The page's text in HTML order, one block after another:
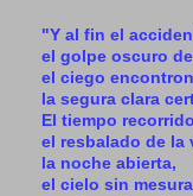
"Y al fin el
el golpe oscuro
el ciego
la segura clara
El tiempo
el resbalado de la
la noche abierta,
el cielo sin